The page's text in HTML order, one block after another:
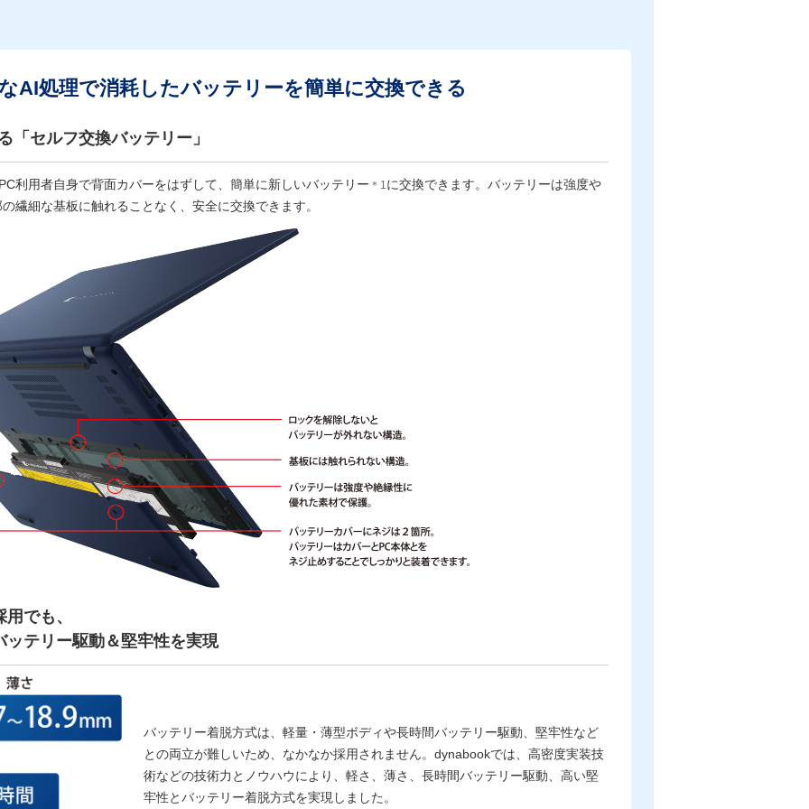
AI処理で消耗したバッテリーを簡単に交換できる
「セルフ交換バッテリー」
利用者自身で背面カバーをはずして、簡単に新しいバッテリー ＊1に交換できます。バッテリーは強度や
繊細な基板に触れることなく、安全に交換できます。
でも、
テリー駆動＆堅牢性を実現
バッテリー着脱方式は、軽量・薄型ボディや長時間バッテリー駆動、堅牢性など
との両立が難しいため、なかなか採用されません。dynabookでは、高密度実装技
術などの技術力とノウハウにより、軽さ、薄さ、長時間バッテリー駆動、高い堅
牢性とバッテリー着脱方式を実現しました。